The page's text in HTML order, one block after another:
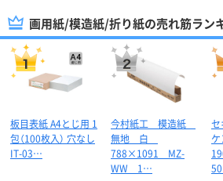
画用紙/模造紙/折り紙の売れ筋ラン
板目表紙 A4とじ用 1
包（100枚入） 穴なし
IT-03…
今村紙工 模造紙
無地 白
788×1091 MZ-
WW 1…